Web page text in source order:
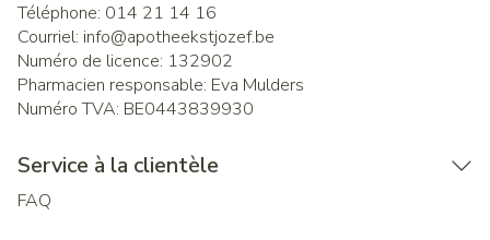
Téléphone: 014 21 14 16
Courriel: info@apotheekstjozef.be
Numéro de licence: 132902
Pharmacien responsable: Eva Mulders
Numéro TVA: BE0443839930
Service à la clientèle
FAQ